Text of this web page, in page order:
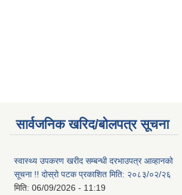
सार्वजनिक खरिद/बोलपत्र सूचना
स्वास्थ्य उपकरण खरीद सम्बन्धी दरभाउपत्र आव्हानको
सूचना !! दोस्रो पटक प्रकाशित मिति: २०८३/०२/२६
मिति: 06/09/2026 - 11:19